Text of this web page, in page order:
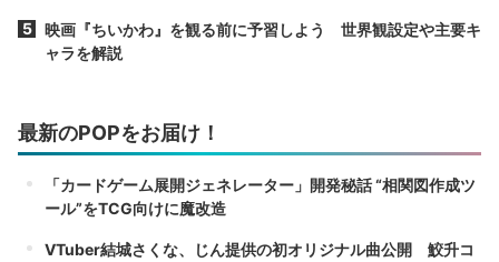
映画『ちいかわ』を観る前に予習しよう 世界観設定や主要キ
ャラを解説
最新のPOPをお届け！
「カードゲーム展開ジェネレーター」開発秘話 “相関図作成ツ
ール”をTCG向けに魔改造
VTuber結城さくな、じん提供の初オリジナル曲公開 鮫升コ